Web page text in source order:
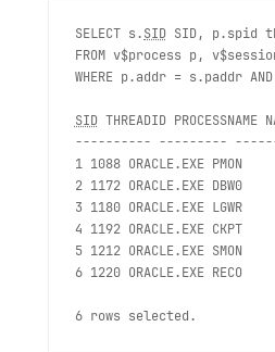
SELECT s.SID SID, p.spid
FROM v$process p,
WHERE p.addr = s.paddr
SID THREADID PROCESSNAME
---------- ---------
1 1088 ORACLE.EXE PMON
2 1172 ORACLE.EXE DBW0
3 1180 ORACLE.EXE LGWR
4 1192 ORACLE.EXE CKPT
5 1212 ORACLE.EXE SMON
6 1220 ORACLE.EXE RECO